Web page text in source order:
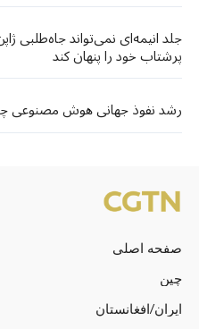
جلد انیمه‌ای نمی‌تواند جاه‌طلبی
پرشتاب خود را پنهان کند
رشد نفوذ جهانی هوش مصنوعی
صفحه اصلی
چین
ایران/افغانستان